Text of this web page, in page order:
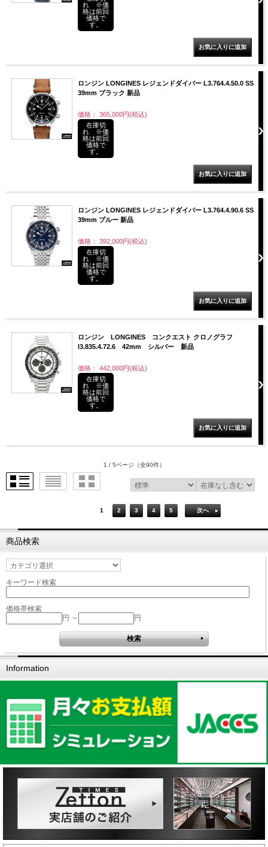
れ ※価
格は前回
価格で
す。
ロンジン LONGINES レジェンドダイバー L3.764.4.50.0 SS
39mm ブラック 新品
価格： 365,000円(税込)
在庫切
れ ※価
格は前回
価格で
す。
ロンジン LONGINES レジェンドダイバー L3.764.4.90.6 SS
39mm ブルー 新品
価格： 392,000円(税込)
在庫切
れ ※価
格は前回
価格で
す。
ロンジン LONGINES コンクエスト クロノグラフ
l3.835.4.72.6 42mm シルバー 新品
価格： 442,000円(税込)
在庫切
れ ※価
格は前回
価格で
す。
1 / 5ページ （全90件）
1 2 3 4 5 次へ
商品検索
キーワード検索
価格帯検索
円 ～
円
Information